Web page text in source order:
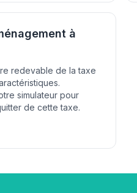
à
redevable de la taxe
simulateur pour
de cette taxe.